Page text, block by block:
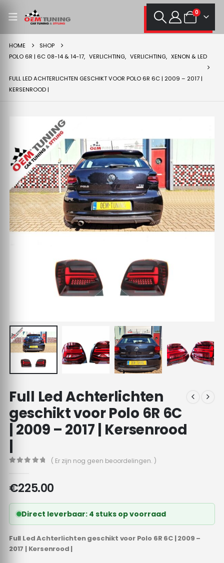
0
HOME
SHOP
POLO 6R | 6C 08-14 & 14-17, VERLICHTING, VERLICHTING, XENON & LED
FULL LED ACHTERLICHTEN GESCHIKT VOOR POLO 6R 6C | 2009 – 2017 |
KERSENROOD |
Full Led Achterlichten
geschikt voor Polo 6R 6C
| 2009 – 2017 | Kersenrood
( Er zijn nog geen beoordelingen. )
€225.00
Direct leverbaar: 4 stuks op voorraad
Full Led Achterlichten geschikt voor Polo 6R 6C | 2009 –
2017 | Kersenrood |